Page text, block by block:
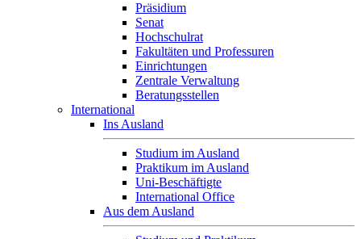
Präsidium
Senat
Hochschulrat
Fakultäten und Professuren
Einrichtungen
Zentrale Verwaltung
Beratungsstellen
International
Ins Ausland
Studium im Ausland
Praktikum im Ausland
Uni-Beschäftigte
International Office
Aus dem Ausland